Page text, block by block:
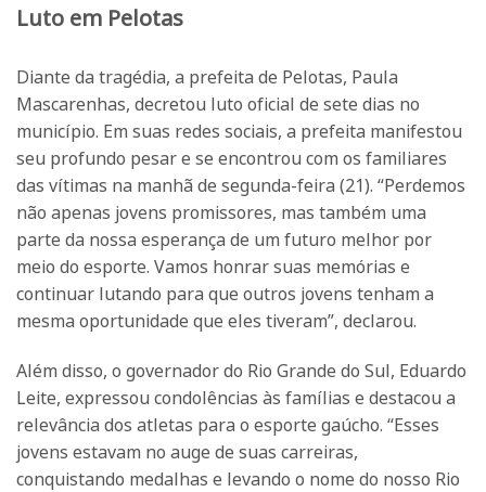
Luto em Pelotas
Diante da tragédia, a prefeita de Pelotas, Paula
Mascarenhas, decretou luto oficial de sete dias no
município. Em suas redes sociais, a prefeita manifestou
seu profundo pesar e se encontrou com os familiares
das vítimas na manhã de segunda-feira (21). “Perdemos
não apenas jovens promissores, mas também uma
parte da nossa esperança de um futuro melhor por
meio do esporte. Vamos honrar suas memórias e
continuar lutando para que outros jovens tenham a
mesma oportunidade que eles tiveram”, declarou.
Além disso, o governador do Rio Grande do Sul, Eduardo
Leite, expressou condolências às famílias e destacou a
relevância dos atletas para o esporte gaúcho. “Esses
jovens estavam no auge de suas carreiras,
conquistando medalhas e levando o nome do nosso Rio